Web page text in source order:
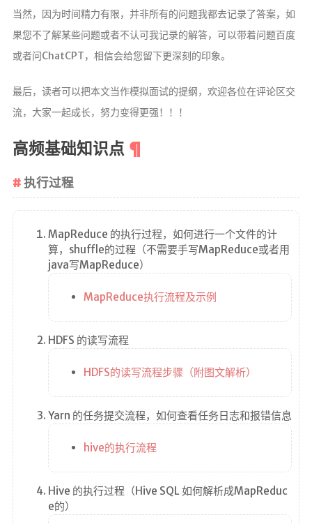
当然，因为时间精力有限，并非所有的问题我都去记录了答案，如
果您不了解某些问题或者不认可我记录的解答，可以带着问题百度
或者问ChatCPT，相信会给您留下更深刻的印象。
最后，读者可以把本文当作模拟面试的提纲，欢迎各位在评论区交
流，大家一起成长，努力变得更强！！！
高频基础知识点
执行过程
MapReduce 的执行过程，如何进行一个文件的计
算，shuffle的过程（不需要手写MapReduce或者用
java写MapReduce）
MapReduce执行流程及示例
HDFS 的读写流程
HDFS的读写流程步骤（附图文解析）
Yarn 的任务提交流程，如何查看任务日志和报错信息
hive的执行流程
Hive 的执行过程（Hive SQL 如何解析成MapReduc
e的）
首页
归档
标签
心情
相册
在线简历
留言板
个人作品
监控
系统状态
服务监控
日常通勤
关于